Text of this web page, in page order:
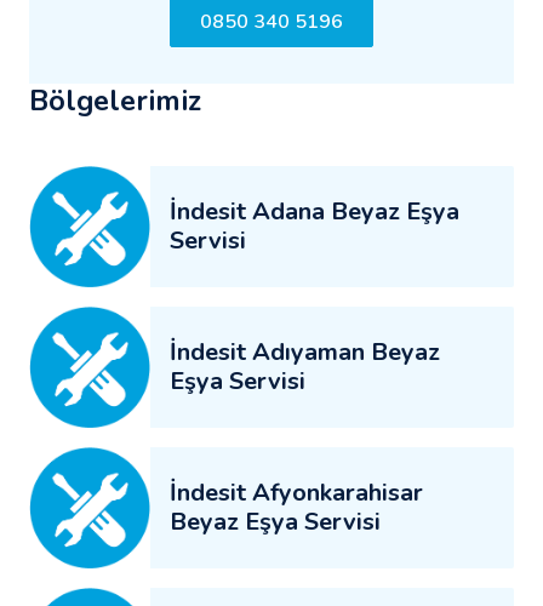
0850 340 5196
Bölgelerimiz
İndesit Adana Beyaz Eşya
Servisi
İndesit Adıyaman Beyaz
Eşya Servisi
İndesit Afyonkarahisar
Beyaz Eşya Servisi